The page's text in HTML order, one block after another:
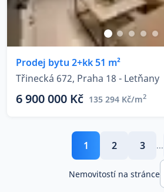
Prodej bytu 2+kk 51 m²
Třinecká 672, Praha 18 - Letňany
6 900 000 Kč 135 294 Kč/m2
1 2 3 ...
Nemovitostí na stránce